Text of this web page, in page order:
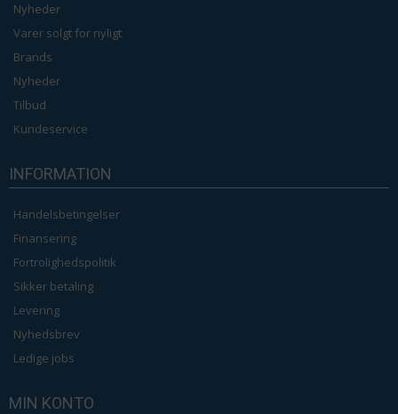
Nyheder
Varer solgt for nyligt
Brands
Nyheder
Tilbud
Kundeservice
INFORMATION
Handelsbetingelser
Finansering
Fortrolighedspolitik
Sikker betaling
Levering
Nyhedsbrev
Ledige jobs
MIN KONTO